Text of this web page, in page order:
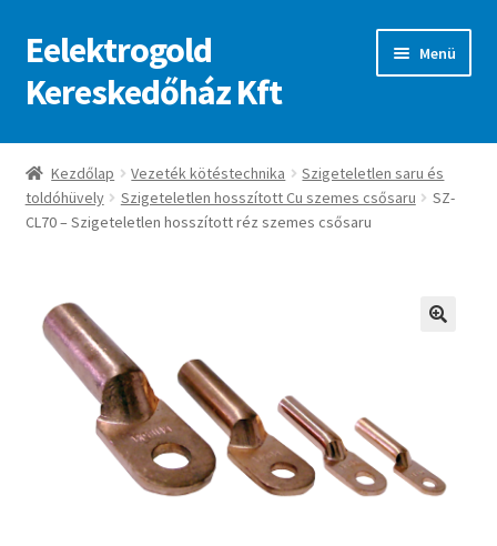
Ugrás
a
navigációhoz
Kilépés
a
tartalomba
Eelektrogold
Kereskedőház Kft
Menü
Kezdőlap
A fiókom
ajanlatkeres
Kezdőlap Vezeték kötéstechnika
Szigeteletlen saru és
toldóhüvely
Szigeteletlen hosszított Cu szemes csősaru
SZ-
CL70 – Szigeteletlen hosszított réz szemes csősaru